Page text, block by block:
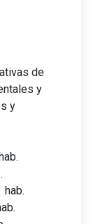
de
y
y
hab.